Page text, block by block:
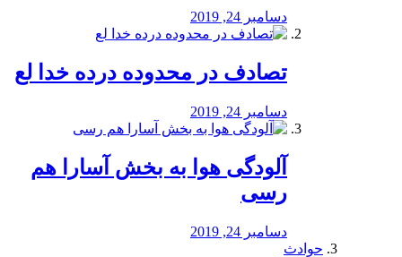
دسامبر 24, 2019
تصادف در محدوده درده خدا لع
دسامبر 24, 2019
آلودگی هوا به بخش آسارا هم
رسی
دسامبر 24, 2019
حوادث